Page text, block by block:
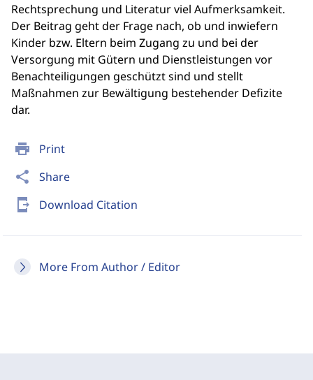
print Print
share Share
send_to_mobile Download Citation
More From Author / Editor
Rechtsprechung und Literatur viel Aufmerksamkeit.
Der Beitrag geht der Frage nach, ob und inwiefern
Kinder bzw. Eltern beim Zugang zu und bei der
Versorgung mit Gütern und Dienstleistungen vor
Benachteiligungen geschützt sind und stellt
Maßnahmen zur Bewältigung bestehender Defizite
dar.